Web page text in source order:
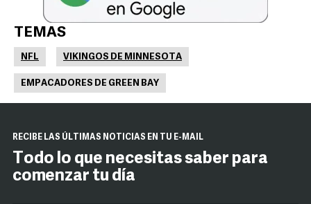
TEMAS
NFL VIKINGOS DE MINNESOTA
EMPACADORES DE GREEN BAY
RECIBE LAS ÚLTIMAS NOTICIAS EN TU E-MAIL
Todo lo que necesitas saber para
comenzar tu día